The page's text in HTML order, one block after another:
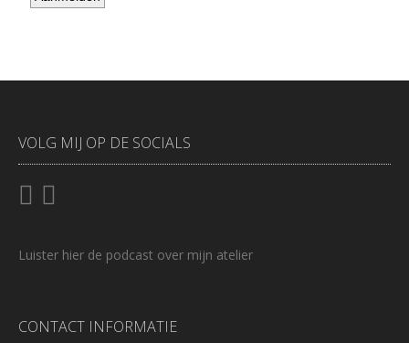
VOLG MIJ OP DE SOCIALS
Luister hier de podcast over mijn atelier
CONTACT INFORMATIE